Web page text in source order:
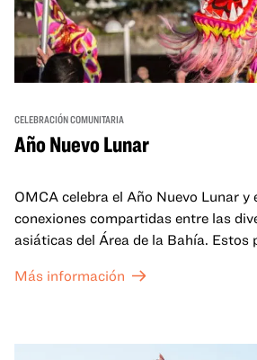
CELEBRACIÓN COMUNITARIA
Año Nuevo Lunar
OMCA celebra el Año Nuevo Lunar y
conexiones compartidas entre las
asiáticas del Área de la Bahía. Estos
celebran y honran las tradiciones del
un espacio para que nuestras
Más información